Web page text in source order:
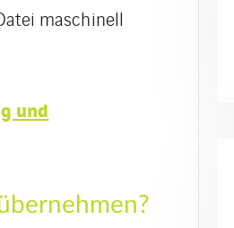
maschinell
und